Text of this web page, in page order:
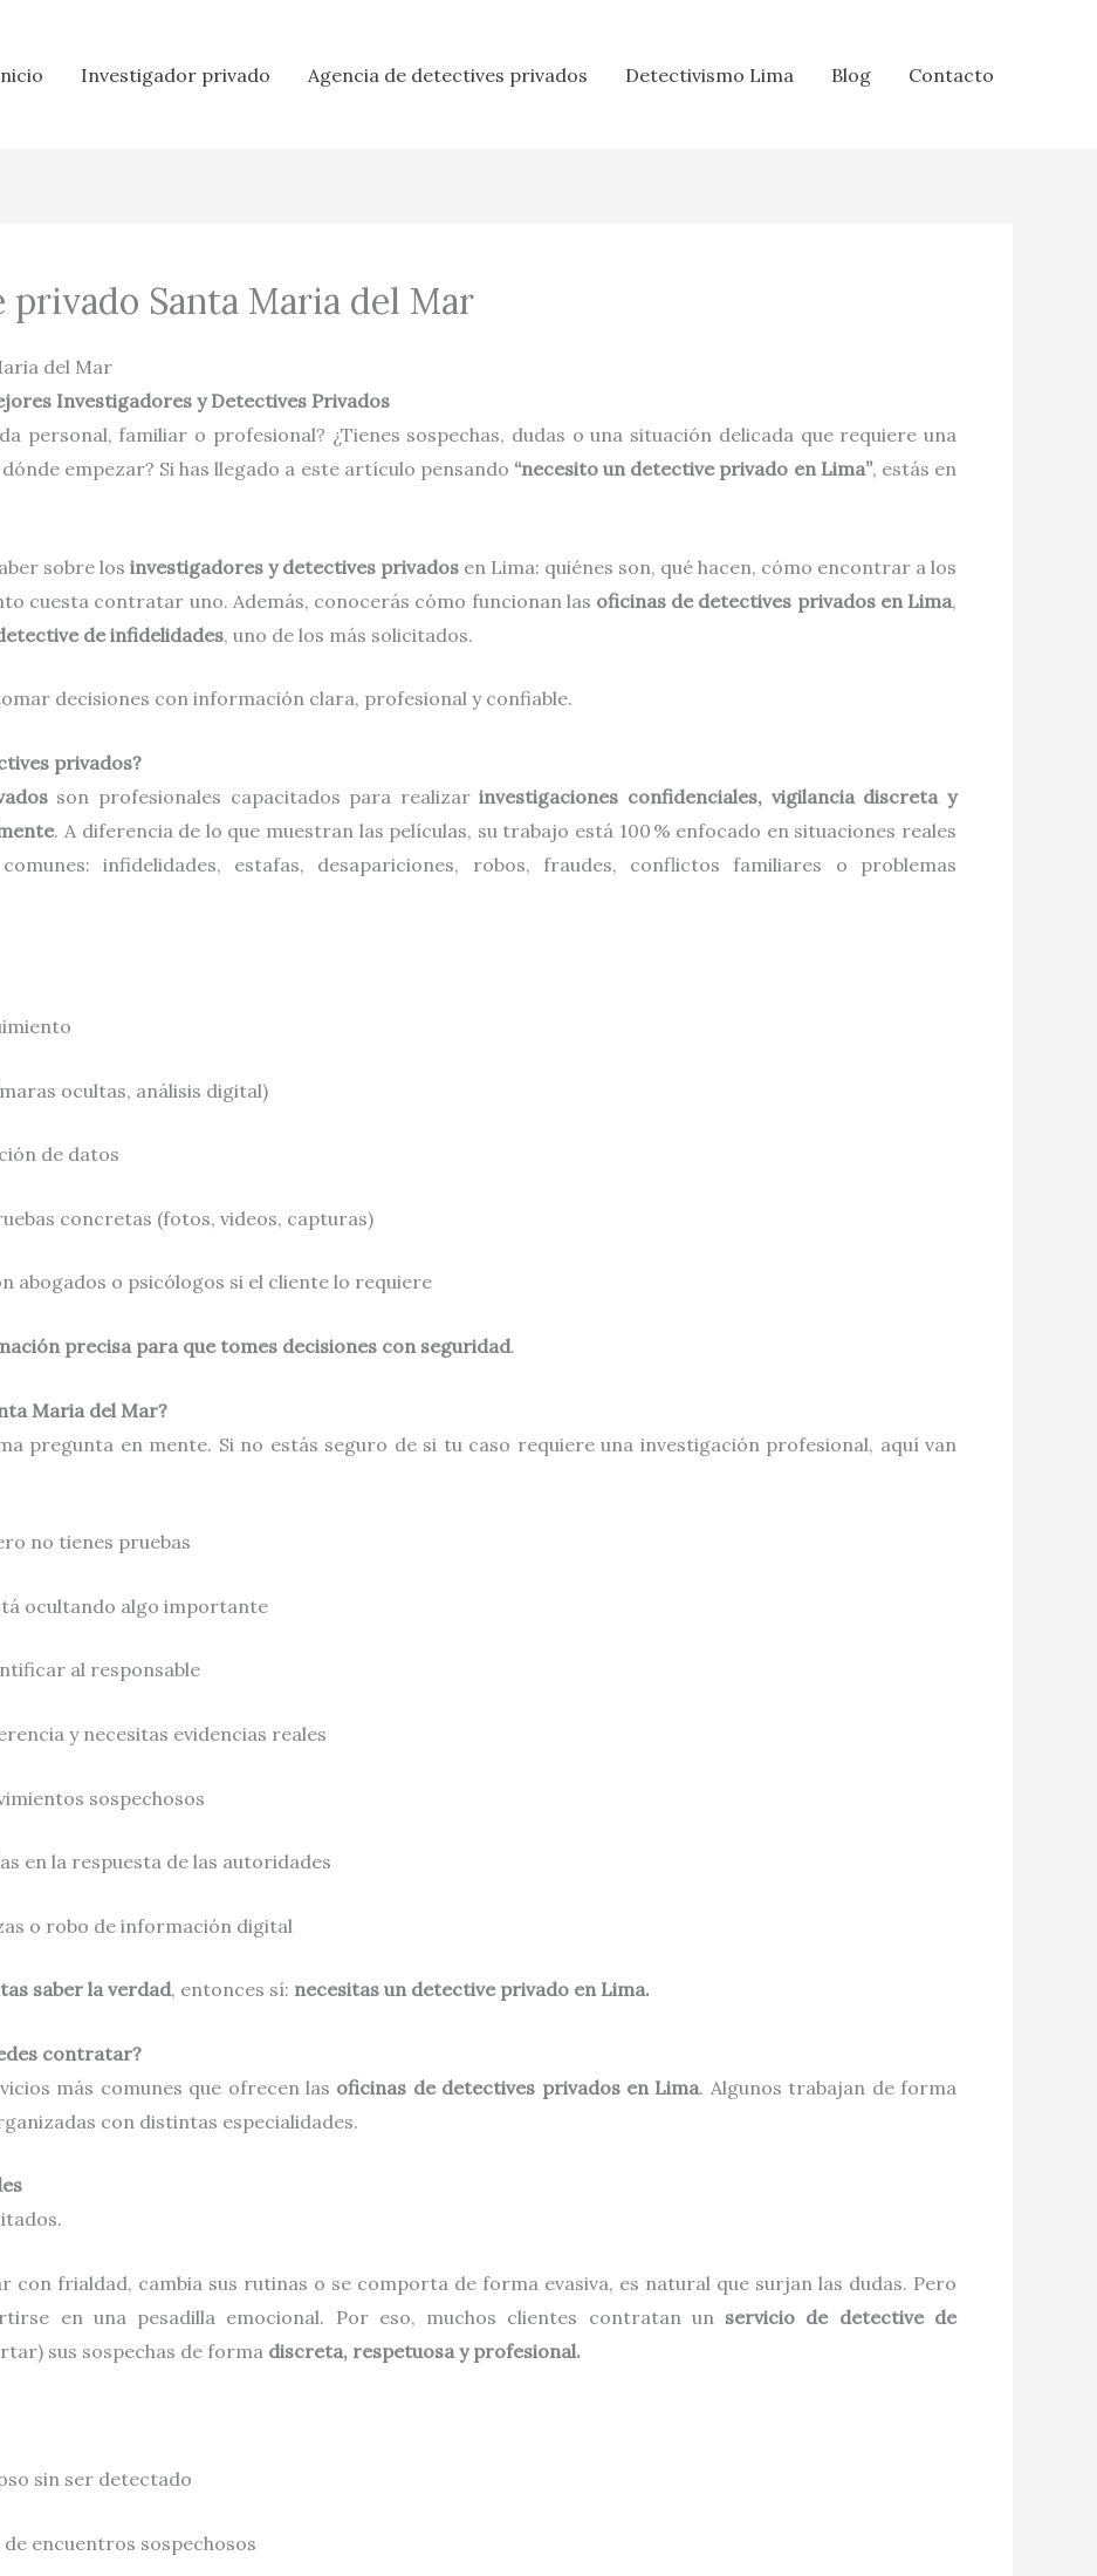
Investigador privado Agencia de detectives privados Detectivismo Lima Blog Contacto
Santa Maria del Mar
del Mar
Investigadores y Detectives Privados
personal, familiar o profesional? ¿Tienes sospechas, dudas o una situación delicada que requiere una
empezar? Si has llegado a este artículo pensando “necesito un detective privado en Lima”, estás en
sobre los investigadores y detectives privados en Lima: quiénes son, qué hacen, cómo encontrar a los
cuesta contratar uno. Además, conocerás cómo funcionan las oficinas de detectives privados en Lima,
de infidelidades, uno de los más solicitados.
decisiones con información clara, profesional y confiable.
privados?
son profesionales capacitados para realizarinvestigaciones confidenciales, vigilancia discreta y
. A diferencia de lo que muestran las películas, su trabajo está 100 % enfocado en situaciones reales
infidelidades, estafas, desapariciones, robos, fraudes, conflictos familiares o problemas
ocultas, análisis digital)
de datos
concretas (fotos, videos, capturas)
abogados o psicólogos si el cliente lo requiere
precisa para que tomes decisiones con seguridad.
Maria del Mar?
pregunta en mente. Si no estás seguro de si tu caso requiere una investigación profesional, aquí van
no tienes pruebas
ocultando algo importante
al responsable
y necesitas evidencias reales
sospechosos
en la respuesta de las autoridades
o robo de información digital
saber la verdad, entonces sí: necesitas un detective privado en Lima.
contratar?
más comunes que ofrecen las oficinas de detectives privados en Lima. Algunos trabajan de forma
con distintas especialidades.
con frialdad, cambia sus rutinas o se comporta de forma evasiva, es natural que surjan las dudas. Pero
en una pesadilla emocional. Por eso, muchos clientes contratan un servicio de detective de
sus sospechas de forma discreta, respetuosa y profesional.
sin ser detectado
encuentros sospechosos